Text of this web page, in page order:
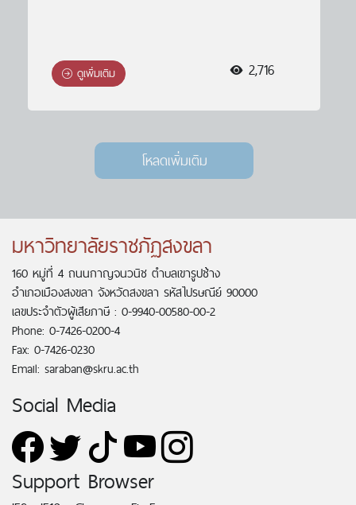
ดูเพิ่มเติม 2,716
โหลดเพิ่มเติม
มหาวิทยาลัยราชภัฏสงขลา
160 หมู่ที่ 4 ถนนกาญจนวนิช ตำบลเขารูปช้าง
อำเภอเมืองสงขลา จังหวัดสงขลา รหัสไปรษณีย์ 90000
เลขประจำตัวผู้เสียภาษี : 0-9940-00580-00-2
Phone: 0-7426-0200-4
Fax: 0-7426-0230
Email: saraban@skru.ac.th
Social Media
Support Browser